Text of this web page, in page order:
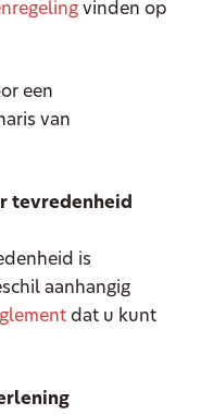
vinden op
een
van
tevredenheid
is
aanhangig
dat u kunt